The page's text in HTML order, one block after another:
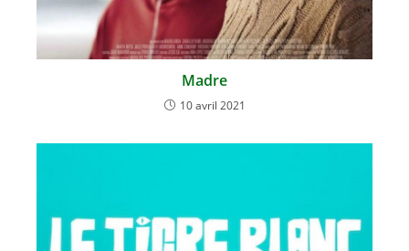
Madre
10 avril 2021